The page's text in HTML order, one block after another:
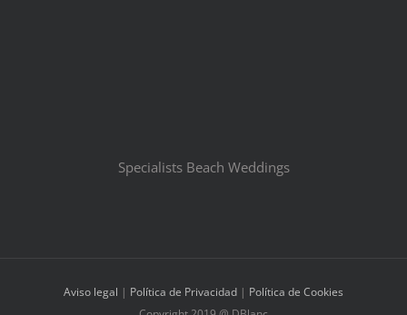
Specialists Beach Weddings
Aviso legal | Política de Privacidad | Política de Cookies